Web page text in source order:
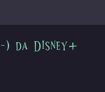
da Disney+